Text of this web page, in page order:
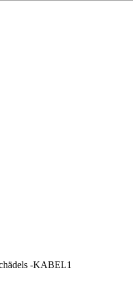
-KABEL1